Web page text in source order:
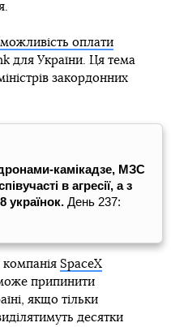
оплати
для України. Ця тема
закордонних
дронами-камікадзе, МЗС
в агресії, а з
українок. День 237:
SpaceX
припинити
якщо тільки
десятки